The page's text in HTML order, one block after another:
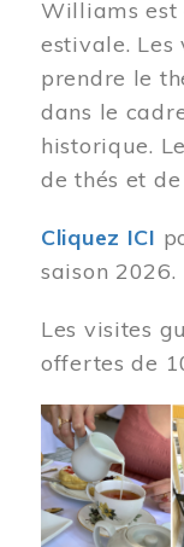
Williams est
estivale. Les
prendre le
dans le
historique.
de thés et
Cliquez ICI
saison 2026.
Les visites
offertes de
Image